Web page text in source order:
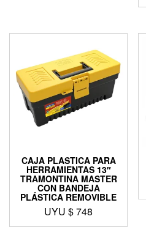
CAJA PLASTICA PARA
HERRAMIENTAS 13″
TRAMONTINA MASTER
CON BANDEJA
PLÁSTICA REMOVIBLE
UYU $748